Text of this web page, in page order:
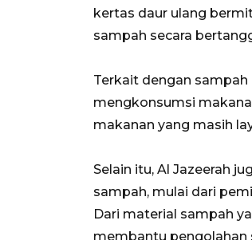
kertas daur ulang
sampah secara
Terkait dengan
mengkonsumsi
makanan yang masih
Selain itu, Al Jazeerah
sampah, mulai dari
Dari material sampah
membantu pengolahan